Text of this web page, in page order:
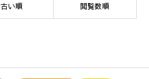
古い順 閲覧数順